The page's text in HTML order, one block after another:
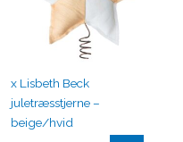
x Lisbeth Beck
juletræsstjerne –
beige/hvid